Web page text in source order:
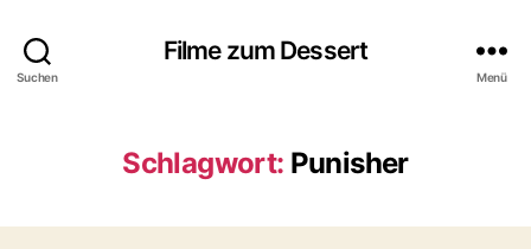
Suchen
Filme zum Dessert
Menü
Schlagwort: Punisher